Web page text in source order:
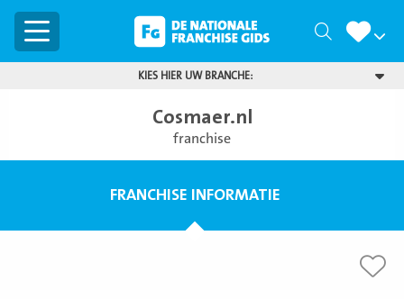
Menu Zoeken
KIES HIER UW BRANCHE:
Cosmaer.nl
franchise
FRANCHISE INFORMATIE